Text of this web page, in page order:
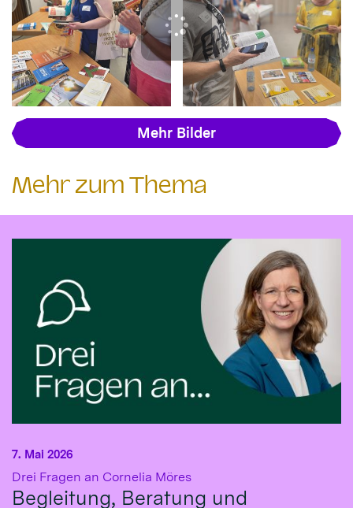
Mehr Bilder
Mehr zum Thema
Drei Fragen an Cornelia Möres:
Begleitung, Beratung und
7. Mai 2026